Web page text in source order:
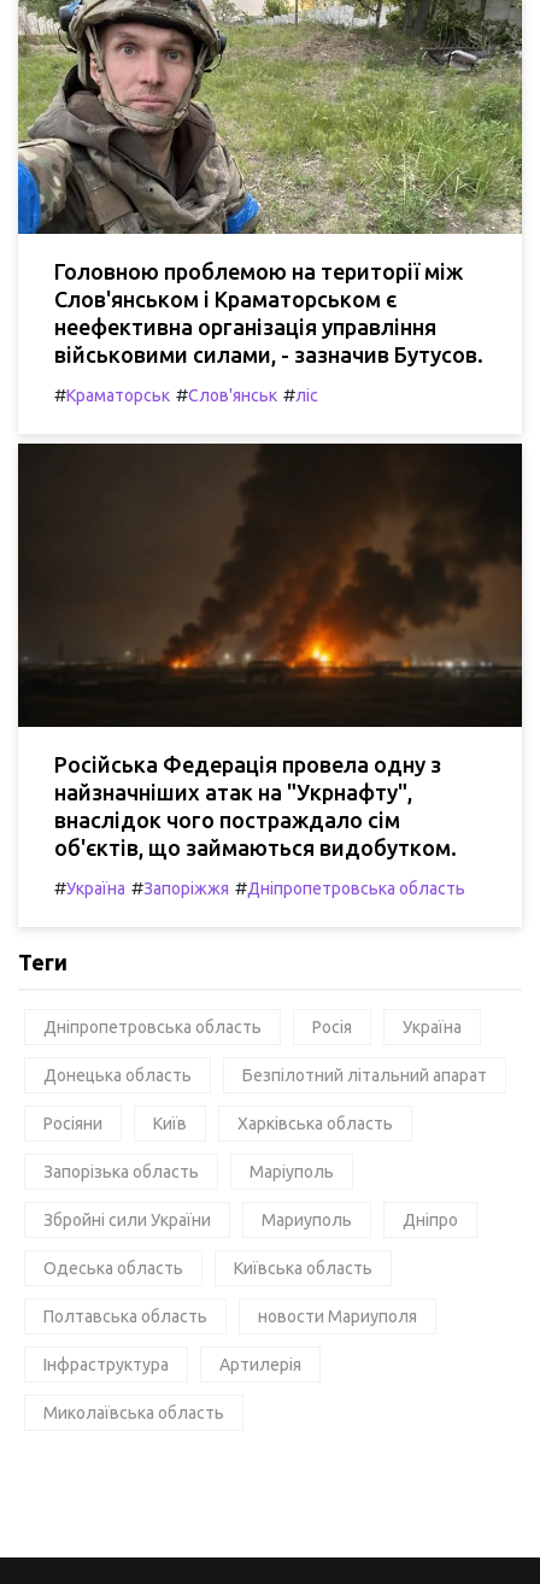
Головною проблемою на території між
Слов'янськом і Краматорськом є
неефективна організація управління
військовими силами, - зазначив Бутусов.
#Краматорськ #Слов'янськ #ліс
Російська Федерація провела одну з
найзначніших атак на "Укрнафту",
внаслідок чого постраждало сім
об'єктів, що займаються видобутком.
#Україна #Запоріжжя #Дніпропетровська область
Теги
Дніпропетровська область Росія Україна
Донецька область Безпілотний літальний апарат
Росіяни Київ Харківська область
Запорізька область Маріуполь
Збройні сили України Мариуполь Дніпро
Одеська область Київська область
Полтавська область новости Мариуполя
Інфраструктура Артилерія
Миколаївська область